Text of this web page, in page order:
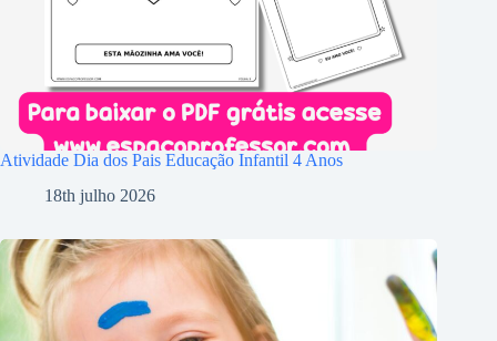
Atividade Dia dos Pais Educação Infantil 4 Anos
18th julho 2026